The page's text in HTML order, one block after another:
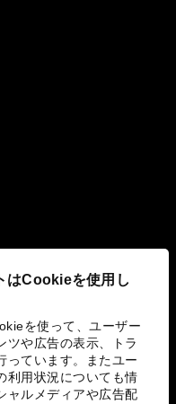
はCookieを使用し
を使って、ユーザー
ツや広告の表示、トラ
っています。またユー
利用状況についても情
ャルメディアや広告配